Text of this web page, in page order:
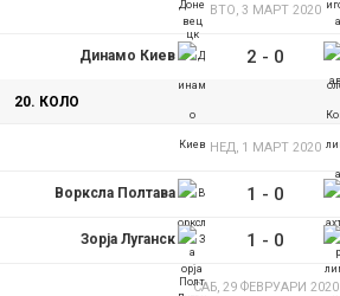
ВТО, 3 МАРТ 2020
Динамо Киев 2 - 0
20. КОЛО
НЕД, 1 МАРТ 2020
Ворксла Полтава 1 - 0
Зорја Луганск 1 - 0
САБ, 29 ФЕВРУАРИ 2020